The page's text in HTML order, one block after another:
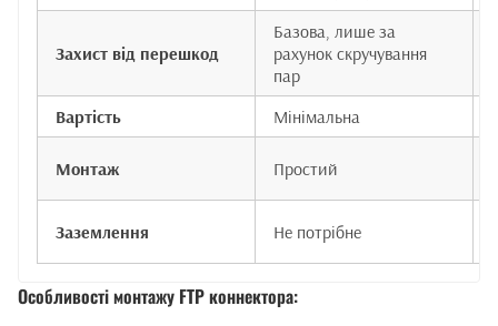
Захист від перешкод
Базова, лише за
рахунок скручування
пар
Вартість Мінімальна
Монтаж Простий
Заземлення Не потрібне
Особливості монтажу FTP коннектора: